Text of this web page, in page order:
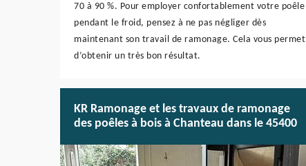
70 à 90 %. Pour employer confortablement votre poêle
pendant le froid, pensez à ne pas négliger dès
maintenant son travail de ramonage. Cela vous permet
d’obtenir un très bon résultat.
KR Ramonage et les travaux de ramonage
des poêles à bois à Chanteau dans le 45400